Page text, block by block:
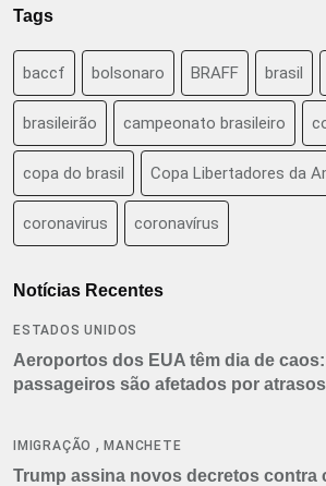
Tags
baccf bolsonaro BRAFF brasil
brasileirão campeonato brasileiro
copa do brasil Copa Libertadores da
coronavirus coronavírus
Notícias Recentes
ESTADOS UNIDOS
Aeroportos dos EUA têm dia de
passageiros são afetados por
IMIGRAÇÃO ,MANCHETE
Trump assina novos decretos contra